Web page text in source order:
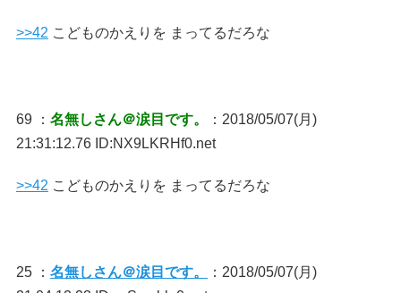
>>42 こどものかえりを まってるだろな
69 ： 名無しさん＠涙目です。
：2018/05/07(月)
21:31:12.76 ID:NX9LKRHf0.net
>>42 こどものかえりを まってるだろな
25 ： 名無しさん＠涙目です。
：2018/05/07(月)